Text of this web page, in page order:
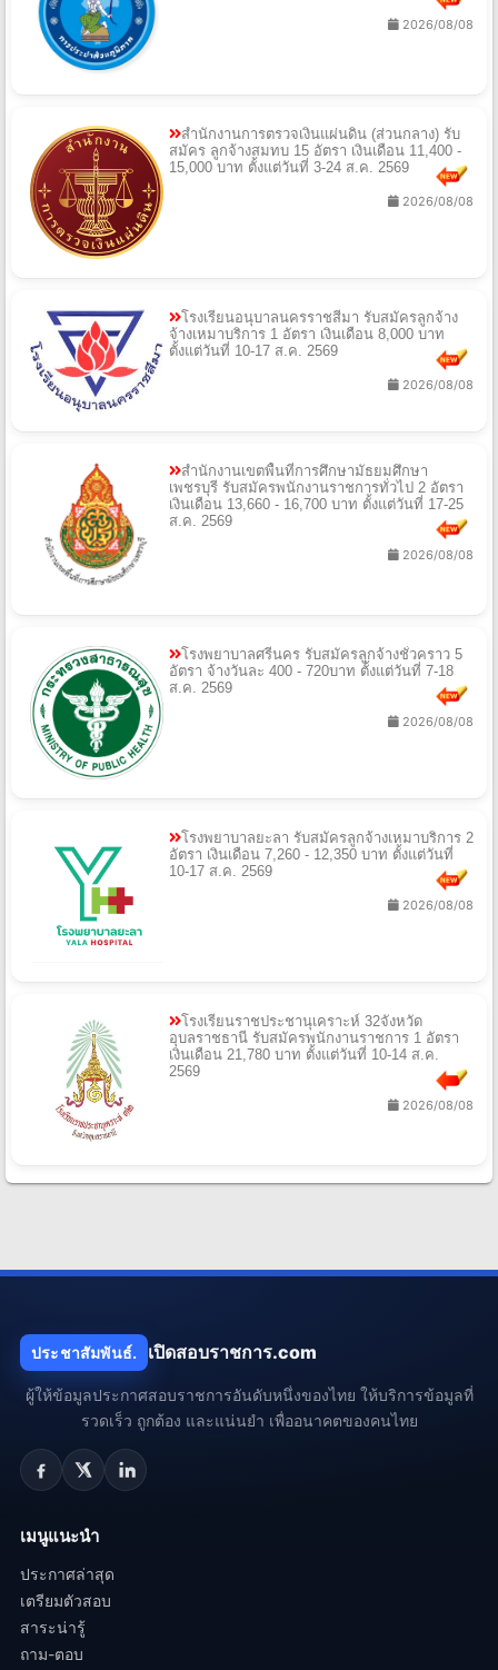
2026/08/08
สำนักงานการตรวจเงินแผ่นดิน (ส่วนกลาง) รับ
สมัคร ลูกจ้างสมทบ 15 อัตรา เงินเดือน 11,400 -
15,000 บาท ตั้งแต่วันที่ 3-24 ส.ค. 2569
2026/08/08
โรงเรียนอนุบาลนครราชสีมา รับสมัครลูกจ้าง
จ้างเหมาบริการ 1 อัตรา เงินเดือน 8,000 บาท
ตั้งแต่วันที่ 10-17 ส.ค. 2569
2026/08/08
สำนักงานเขตพื้นที่การศึกษามัธยมศึกษา
เพชรบุรี รับสมัครพนักงานราชการทั่วไป 2 อัตรา
เงินเดือน 13,660 - 16,700 บาท ตั้งแต่วันที่ 17-25
ส.ค. 2569
2026/08/08
โรงพยาบาลศรีนคร รับสมัครลูกจ้างชั่วคราว 5
อัตรา จ้างวันละ 400 - 720บาท ตั้งแต่วันที่ 7-18
ส.ค. 2569
2026/08/08
โรงพยาบาลยะลา รับสมัครลูกจ้างเหมาบริการ 2
อัตรา เงินเดือน 7,260 - 12,350 บาท ตั้งแต่วันที่
10-17 ส.ค. 2569
2026/08/08
โรงเรียนราชประชานุเคราะห์ 32จังหวัด
อุบลราชธานี รับสมัครพนักงานราชการ 1 อัตรา
เงินเดือน 21,780 บาท ตั้งแต่วันที่ 10-14 ส.ค.
2569
2026/08/08
ประชาสัมพันธ์. เปิดสอบราชการ.com
ผู้ให้ข้อมูลประกาศสอบราชการอันดับหนึ่งของไทย ให้บริการข้อมูลที่
รวดเร็ว ถูกต้อง และแน่นยำ เพื่ออนาคตของคนไทย
เมนูแนะนำ
ประกาศล่าสุด
เตรียมตัวสอบ
สาระน่ารู้
ถาม-ตอบ